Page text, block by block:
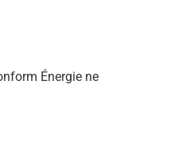
Énergie ne